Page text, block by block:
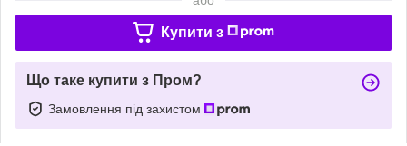
Купити з
Що таке купити з Пром?
Замовлення під захистом